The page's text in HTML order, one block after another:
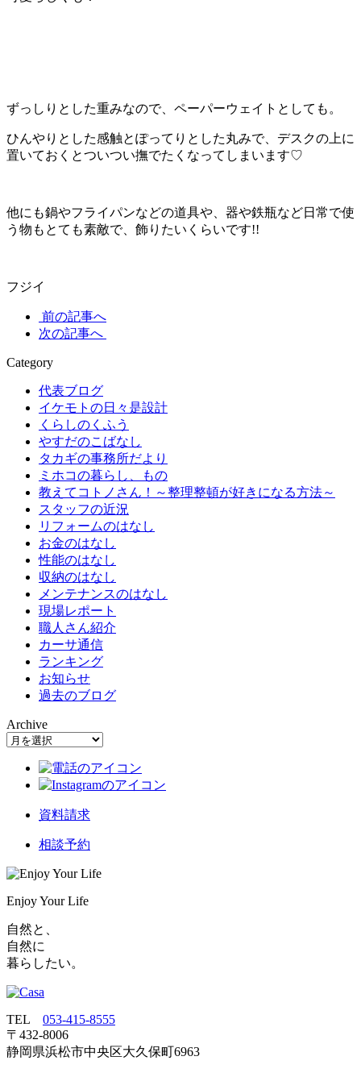
ずっしりとした重みなので、ペーパーウェイトとしても。
ひんやりとした感触とぽってりとした丸みで、デスクの上に
置いておくとついつい撫でたくなってしまいます♡
他にも鍋やフライパンなどの道具や、器や鉄瓶など日常で使
う物もとても素敵で、飾りたいくらいです!!
フジイ
前の記事へ
次の記事へ
Category
代表ブログ
イケモトの日々是設計
くらしのくふう
やすだのこばなし
タカギの事務所だより
ミホコの暮らし、もの
教えてコトノさん！～整理整頓が好きになる方法～
スタッフの近況
リフォームのはなし
お金のはなし
性能のはなし
収納のはなし
メンテナンスのはなし
現場レポート
職人さん紹介
カーサ通信
ランキング
お知らせ
過去のブログ
Archive
資料請求
相談予約
Enjoy Your Life
自然と、
自然に
暮らしたい。
TEL 053‐415‐8555
〒432‐8006
静岡県浜松市中央区大久保町6963